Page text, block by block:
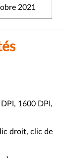
2021
1600 DPI,
droit, clic de